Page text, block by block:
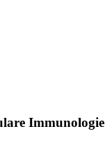
Immunologie